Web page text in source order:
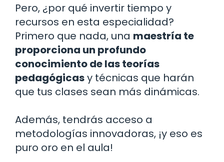
Pero, ¿por qué invertir tiempo y
recursos en esta especialidad?
Primero que nada, una maestría te
proporciona un profundo
conocimiento de las teorías
pedagógicasy técnicas que harán
que tus clases sean más dinámicas.
Además, tendrás acceso a
metodologías innovadoras, ¡y eso es
puro oro en el aula!